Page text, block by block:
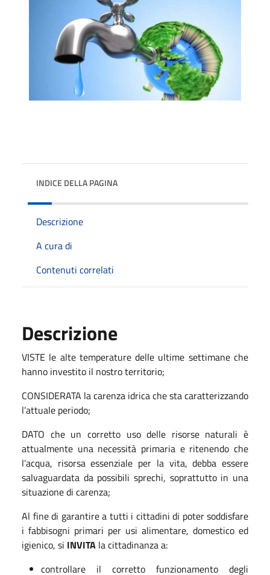
INDICE DELLA PAGINA
Descrizione
A cura di
Contenuti correlati
Descrizione
VISTE le alte temperature delle ultime settimane che
hanno investito il nostro territorio;
CONSIDERATA la carenza idrica che sta caratterizzando
l’attuale periodo;
DATO che un corretto uso delle risorse naturali è
attualmente una necessità primaria e ritenendo che
l’acqua, risorsa essenziale per la vita, debba essere
salvaguardata da possibili sprechi, soprattutto in una
situazione di carenza;
Al fine di garantire a tutti i cittadini di poter soddisfare
i fabbisogni primari per usi alimentare, domestico ed
igienico, si INVITA la cittadinanza a:
controllare il corretto funzionamento degli